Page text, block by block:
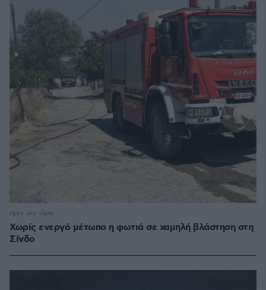
Χωρίς ενεργό μέτωπο η φωτιά σε χαμηλή βλάστηση στη
Σίνδο
πριν μία ώρα